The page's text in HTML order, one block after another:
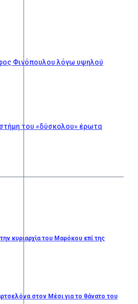
Φινόπουλου λόγω υψηλού
του «δύσκολου» έρωτα
κυριαρχία του Μαρόκου επί της
στον Μέσι για το θάνατο του